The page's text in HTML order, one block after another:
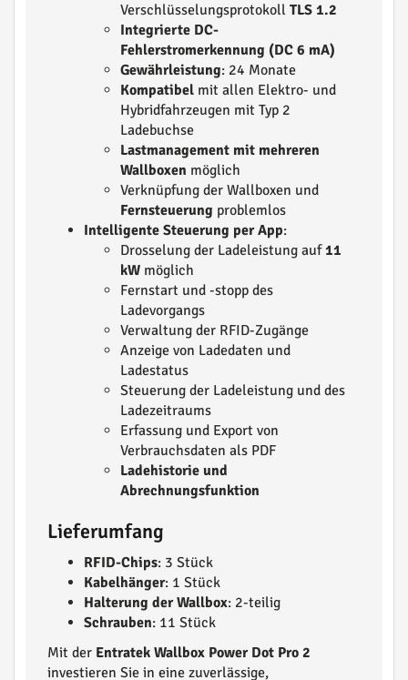
Verschlüsselungsprotokoll TLS 1.2
Integrierte DC-
Fehlerstromerkennung (DC 6 mA)
Gewährleistung: 24 Monate
Kompatibel mit allen Elektro- und
Hybridfahrzeugen mit Typ 2
Ladebuchse
Lastmanagement mit mehreren
Wallboxen möglich
Verknüpfung der Wallboxen und
Fernsteuerung problemlos
Intelligente Steuerung per App:
Drosselung der Ladeleistung auf11
kW möglich
Fernstart und -stopp des
Ladevorgangs
Verwaltung der RFID-Zugänge
Anzeige von Ladedaten und
Ladestatus
Steuerung der Ladeleistung und des
Ladezeitraums
Erfassung und Export von
Verbrauchsdaten als PDF
Ladehistorie und
Abrechnungsfunktion
Lieferumfang
RFID-Chips: 3 Stück
Kabelhänger: 1 Stück
Halterung der Wallbox: 2-teilig
Schrauben: 11 Stück
Mit der Entratek Wallbox Power Dot Pro 2
investieren Sie in eine zuverlässige,